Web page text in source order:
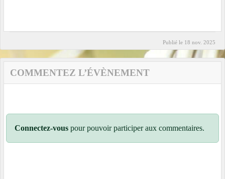
Publié le 18 nov. 2025
COMMENTEZ L’ÉVÈNEMENT
Connectez-vous pour pouvoir participer aux commentaires.